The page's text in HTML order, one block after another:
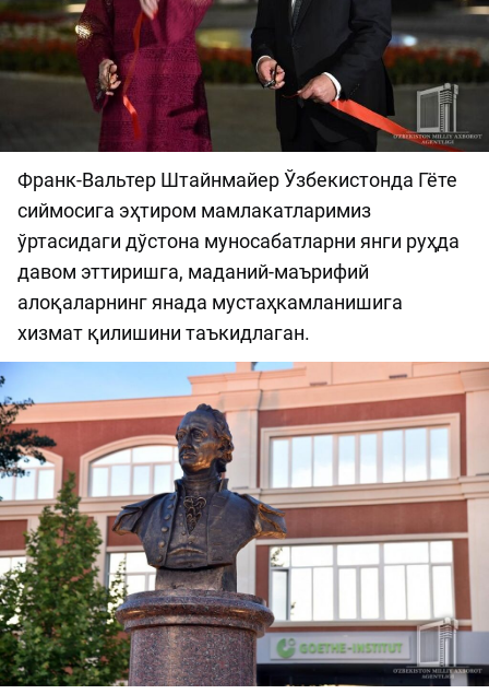
Франк-Вальтер Штайнмайер Ўзбекистонда Гёте
сиймосига эҳтиром мамлакатларимиз
ўртасидаги дўстона муносабатларни янги руҳда
давом эттиришга, маданий-маърифий
алоқаларнинг янада мустаҳкамланишига
хизмат қилишини таъкидлаган.